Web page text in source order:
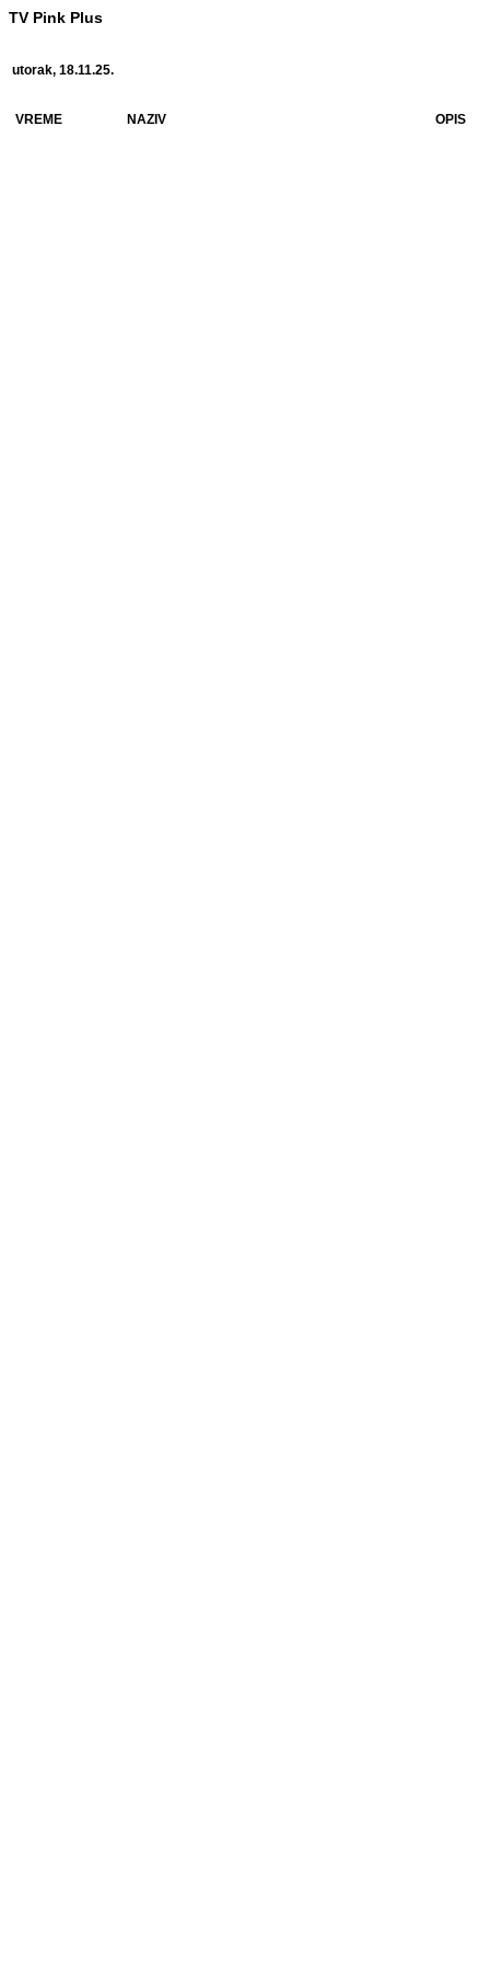
TV Pink Plus
utorak, 18.11.25.
VREME NAZIV OPIS